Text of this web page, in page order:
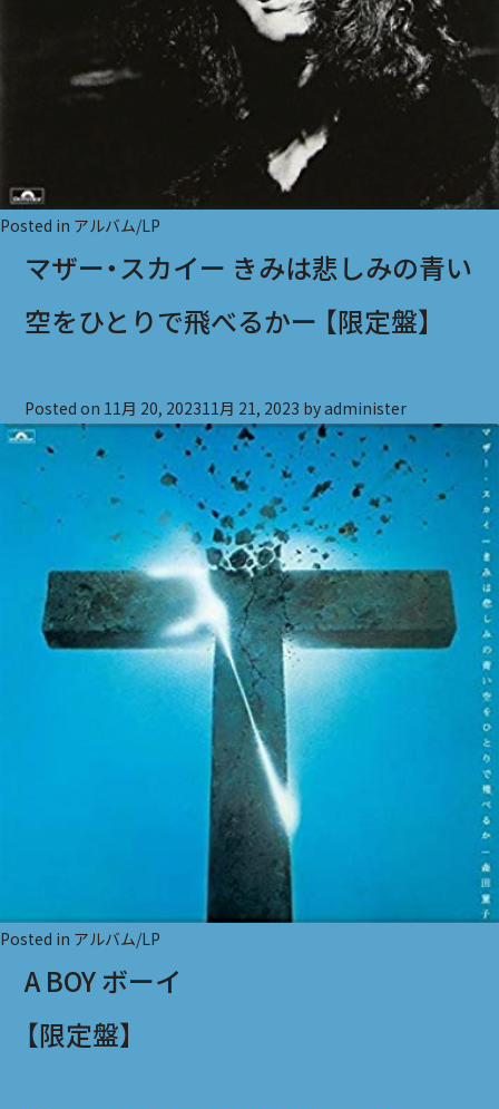
Posted in アルバム/LP
マザー・スカイー きみは悲しみの青い
空をひとりで飛べるかー 【限定盤】
Posted on 11月 20, 202311月 21, 2023 byadminister
Posted in アルバム/LP
A BOY ボーイ
【限定盤】